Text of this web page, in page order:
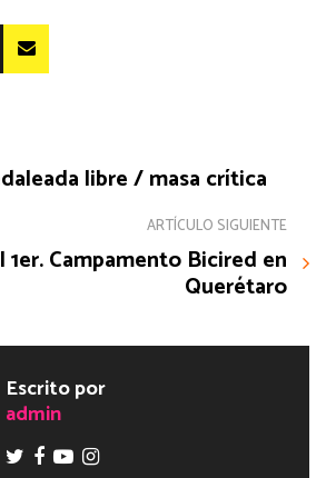
libre / masa crítica
ARTÍCULO SIGUIENTE
1er. Campamento Bicired en
Querétaro
Escrito por
admin